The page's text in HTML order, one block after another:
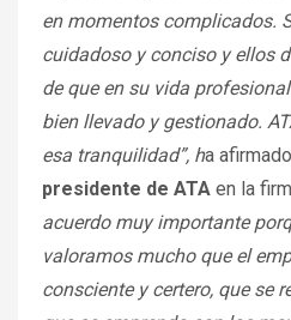
en momentos complicados.
cuidadoso y conciso y ellos
de que en su vida
bien llevado y gestionado.
esa tranquilidad”, ha afirmado
presidente de ATA en la
acuerdo muy importante
valoramos mucho que el
consciente y certero, que se